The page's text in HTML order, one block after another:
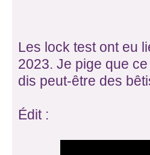
Les lock test ont eu
2023. Je pige que
dis peut-être des
Édit :